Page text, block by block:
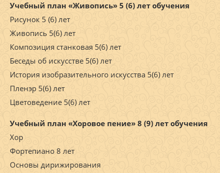
Учебный план «Живопись» 5 (6) лет обучения
Рисунок 5 (6) лет
Живопись 5(6) лет
Композиция станковая 5(6) лет
Беседы об искусстве 5(6) лет
История изобразительного искусства 5(6) лет
Пленэр 5(6) лет
Цветоведение 5(6) лет
Учебный план «Хоровое пение» 8 (9) лет обучения
Хор
Фортепиано 8 лет
Основы дирижирования